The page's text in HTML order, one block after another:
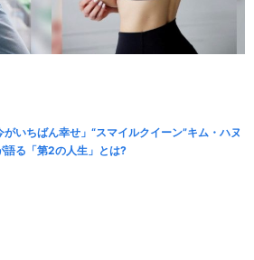
がいちばん幸せ」“スマイルクイーン”キム・ハヌ
語る「第2の人生」とは?